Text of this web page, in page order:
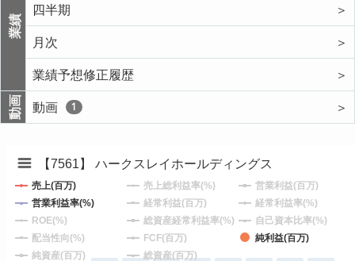
業績
四半期
＞
月次
＞
業績予想修正履歴
＞
動画 動画 1 ＞
【7561】 ハークスレイホールディングス
売上(百万) 売上総利益率(%)
営業利益(百万)
営業利益率(%)
経常利益(百万)
経常利益率(%)
ROE(%)
総資産経常利益率(%)
自己資本比率(%)
配当性向(%)
FCF(百万)
純利益(百万)
純資産(百万)
総資産(百万)